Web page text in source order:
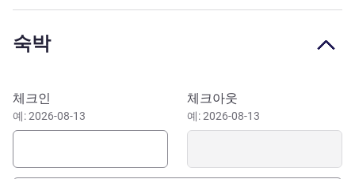
base camp for a visit to Westfalenpark or Signal Iduna
for your business trip in the centre of Dortmund
largest cities in Germany, European Innovation Capital
2021, with the most beautiful football stadium worldwide
and an industrial heritage location
We have implemented intensified hygiene and
숙박
이 호텔 예약하기
체크인
예: 2026-08-13
체크아웃
예: 2026-08-13